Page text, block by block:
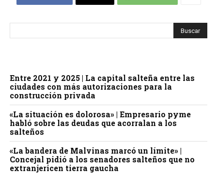
Entre 2021 y 2025 | La capital salteña entre las
ciudades con más autorizaciones para la
construcción privada
«La situación es dolorosa» | Empresario pyme
habló sobre las deudas que acorralan a los
salteños
«La bandera de Malvinas marcó un límite» |
Concejal pidió a los senadores salteños que no
extranjericen tierra gaucha